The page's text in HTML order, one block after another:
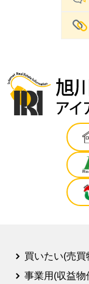
買いたい(売買
事業用(収益物